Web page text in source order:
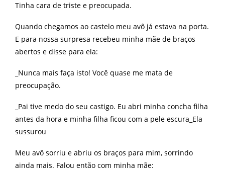
Tinha cara de triste e preocupada.
Quando chegamos ao castelo meu avô já estava na porta.
E para nossa surpresa recebeu minha mãe de braços
abertos e disse para ela:
_Nunca mais faça isto! Você quase me mata de
preocupação.
_Pai tive medo do seu castigo. Eu abri minha concha filha
antes da hora e minha filha ficou com a pele escura_Ela
sussurou
Meu avô sorriu e abriu os braços para mim, sorrindo
ainda mais. Falou então com minha mãe: